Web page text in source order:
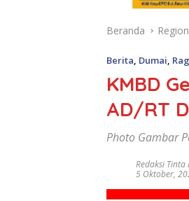
Beranda
Berita, Dumai,
KMBD
AD/RT
Photo Gambar
Redaksi Tinta
5 Oktober,